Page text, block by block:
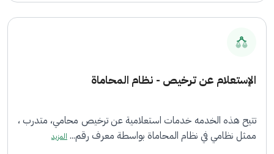
الإستعلام عن ترخيص - نظام المحاماة
تتيح هذه الخدمه خدمات استعلامية عن ترخيص محامي، متدرب ،
ممثل نظامي في نظام المحاماة بواسطة معرف رقم... المزيد